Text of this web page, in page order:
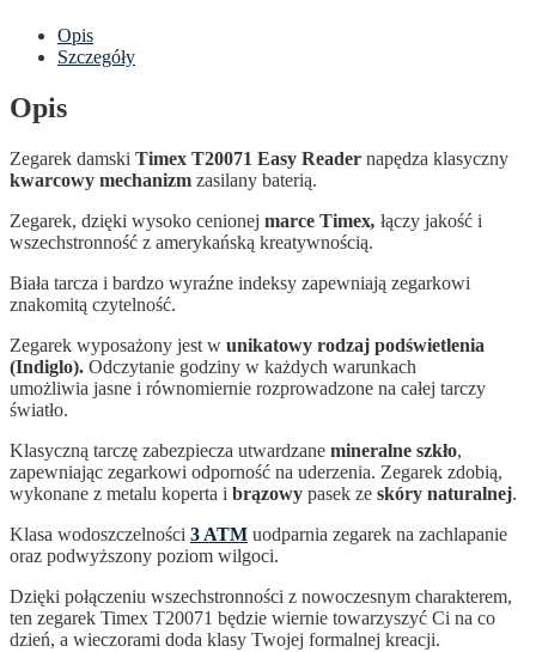
Opis
Szczegóły
Opis
Zegarek damski Timex T20071 Easy Reader napędza klasyczny
kwarcowy mechanizm zasilany baterią.
Zegarek, dzięki wysoko cenionej marce Timex, łączy jakość i
wszechstronność z amerykańską kreatywnością.
Biała tarcza i bardzo wyraźne indeksy zapewniają zegarkowi
znakomitą czytelność.
Zegarek wyposażony jest w unikatowy rodzaj podświetlenia
(Indiglo). Odczytanie godziny w każdych warunkach
umożliwia jasne i równomiernie rozprowadzone na całej tarczy
światło.
Klasyczną tarczę zabezpiecza utwardzane mineralne szkło,
zapewniając zegarkowi odporność na uderzenia. Zegarek zdobią,
wykonane z metalu koperta i brązowy pasek ze skóry naturalnej.
Klasa wodoszczelności 3 ATM uodparnia zegarek na zachlapanie
oraz podwyższony poziom wilgoci.
Dzięki połączeniu wszechstronności z nowoczesnym charakterem,
ten zegarek Timex T20071 będzie wiernie towarzyszyć Ci na co
dzień, a wieczorami doda klasy Twojej formalnej kreacji.